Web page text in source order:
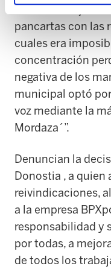
ELA, el 14 de julio
pancartas con las
cuales era
concentración
negativa de los
municipal optó
voz mediante la
Mordaza´”.
Denuncian la
Donostia , a quien
reivindicaciones,
a la empresa
responsabilidad y
por todas, a
de todos los